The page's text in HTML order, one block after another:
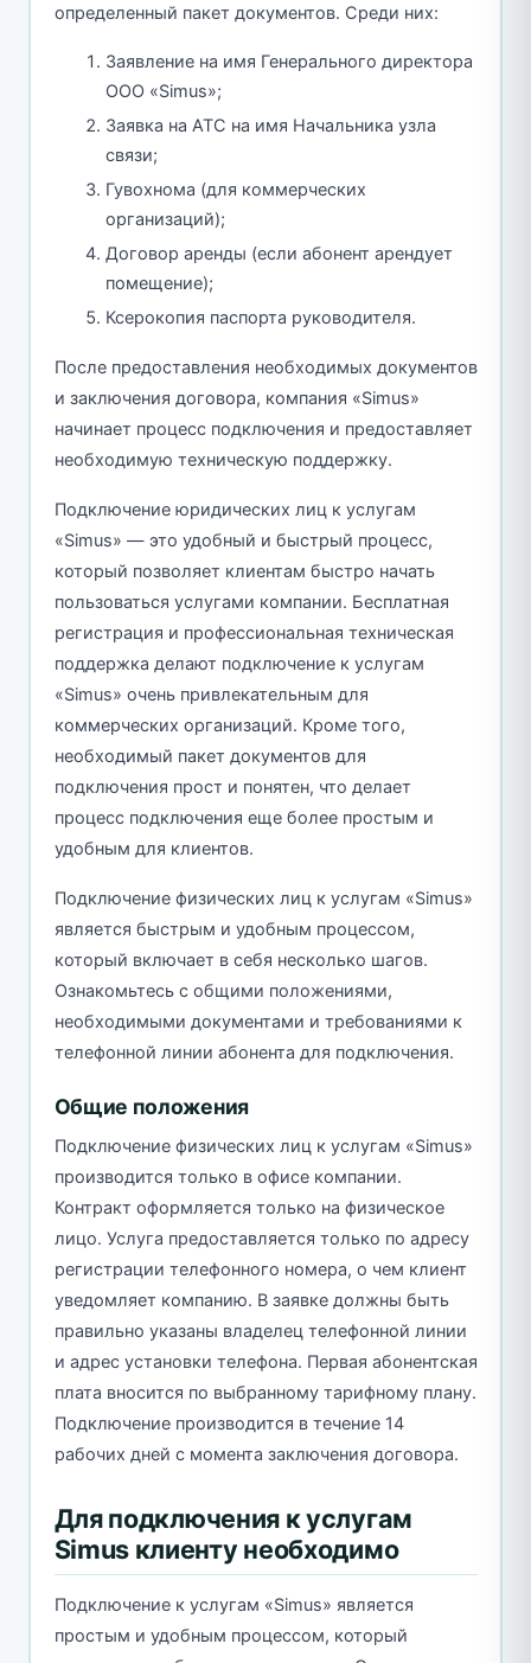
определенный пакет документов. Среди них:
Заявление на имя Генерального директора
ООО «Simus»;
Заявка на АТС на имя Начальника узла
связи;
Гувохнома (для коммерческих
организаций);
Договор аренды (если абонент арендует
помещение);
Ксерокопия паспорта руководителя.
После предоставления необходимых документов
и заключения договора, компания «Simus»
начинает процесс подключения и предоставляет
необходимую техническую поддержку.
Подключение юридических лиц к услугам
«Simus» — это удобный и быстрый процесс,
который позволяет клиентам быстро начать
пользоваться услугами компании. Бесплатная
регистрация и профессиональная техническая
поддержка делают подключение к услугам
«Simus» очень привлекательным для
коммерческих организаций. Кроме того,
необходимый пакет документов для
подключения прост и понятен, что делает
процесс подключения еще более простым и
удобным для клиентов.
Подключение физических лиц к услугам «Simus»
является быстрым и удобным процессом,
который включает в себя несколько шагов.
Ознакомьтесь с общими положениями,
необходимыми документами и требованиями к
телефонной линии абонента для подключения.
Общие положения
Подключение физических лиц к услугам «Simus»
производится только в офисе компании.
Контракт оформляется только на физическое
лицо. Услуга предоставляется только по адресу
регистрации телефонного номера, о чем клиент
уведомляет компанию. В заявке должны быть
правильно указаны владелец телефонной линии
и адрес установки телефона. Первая абонентская
плата вносится по выбранному тарифному плану.
Подключение производится в течение 14
рабочих дней с момента заключения договора.
Для подключения к услугам
Simus клиенту необходимо
Подключение к услугам «Simus» является
простым и удобным процессом, который